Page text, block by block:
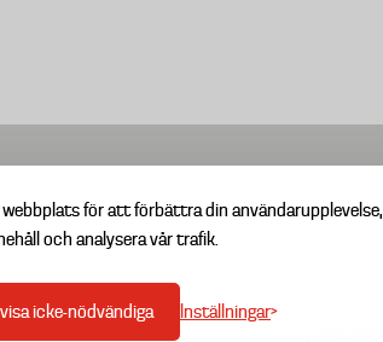
webbplats för att förbättra din användarupplevelse,
och analysera vår trafik.
icke-nödvändiga Inställningar